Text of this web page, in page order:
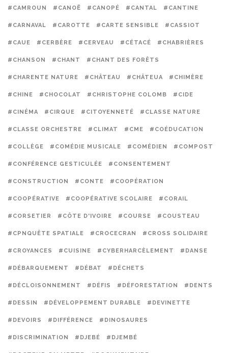
#CAMROUN #CANOË #CANOPÉ #CANTAL #CANTINE
#CARNAVAL #CAROTTE #CARTE SENSIBLE #CASSIOT
#CAUE #CERBÈRE #CERVEAU #CÉTACÉ #CHABRIÈRES
#CHANSON #CHANT #CHANT DES FORÊTS
#CHARENTE NATURE #CHÂTEAU #CHÂTEUA #CHIMÈRE
#CHINE #CHOCOLAT #CHRISTOPHE COLOMB #CIDE
#CINÉMA #CIRQUE #CITOYENNETÉ #CLASSE NATURE
#CLASSE ORCHESTRE #CLIMAT #CME #COÉDUCATION
#COLLÈGE #COMÉDIE MUSICALE #COMÉDIEN #COMPOST
#CONFÉRENCE GESTICULÉE #CONSENTEMENT
#CONSTRUCTION #CONTE #COOPÉRATION
#COOPÉRATIVE #COOPÉRATIVE SCOLAIRE #CORAIL
#CORSETIER #CÔTE D'IVOIRE #COURSE #COUSTEAU
#CPNQUÊTE SPATIALE #CROCECRAN #CROSS SOLIDAIRE
#CROYANCES #CUISINE #CYBERHARCÈLEMENT #DANSE
#DÉBARQUEMENT #DÉBAT #DÉCHETS
#DÉCLOISONNEMENT #DÉFIS #DÉFORESTATION #DENTS
#DESSIN #DÉVELOPPEMENT DURABLE #DEVINETTE
#DEVOIRS #DIFFÉRENCE #DINOSAURES
#DISCRIMINATION #DJEBÉ #DJEMBÉ